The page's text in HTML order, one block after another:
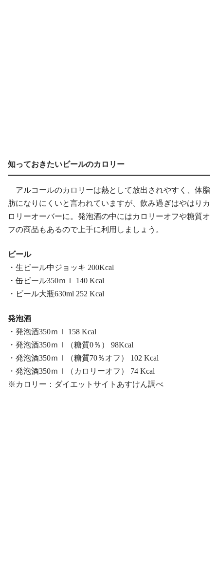
知っておきたいビールのカロリー
アルコールのカロリーは熱として放出されやすく、体脂
肪になりにくいと言われていますが、飲み過ぎはやはりカ
ロリーオーバーに。発泡酒の中にはカロリーオフや糖質オ
フの商品もあるので上手に利用しましょう。
ビール
・生ビール中ジョッキ 200Kcal
・缶ビール350ｍｌ 140 Kcal
・ビール大瓶630ml 252 Kcal
発泡酒
・発泡酒350ｍｌ 158 Kcal
・発泡酒350ｍｌ（糖質0％） 98Kcal
・発泡酒350ｍｌ（糖質70％オフ） 102 Kcal
・発泡酒350ｍｌ（カロリーオフ） 74 Kcal
※カロリー：ダイエットサイトあすけん調べ